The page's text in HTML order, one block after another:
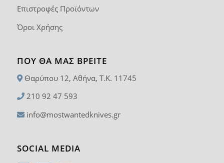
Επιστροφές Προϊόντων
Όροι Χρήσης
ΠΟΥ ΘΑ ΜΑΣ ΒΡΕΊΤΕ
Θαρύπου 12, Αθήνα, T.K. 11745
210 92 47 593
info@mostwantedknives.gr
SOCIAL MEDIA